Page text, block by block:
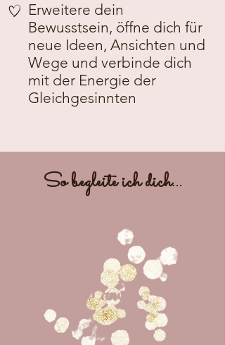
Erweitere dein
Bewusstsein, öffne dich für
neue Ideen, Ansichten und
Wege und verbinde dich
mit der Energie der
Gleichgesinnten
So begleite ich dich...